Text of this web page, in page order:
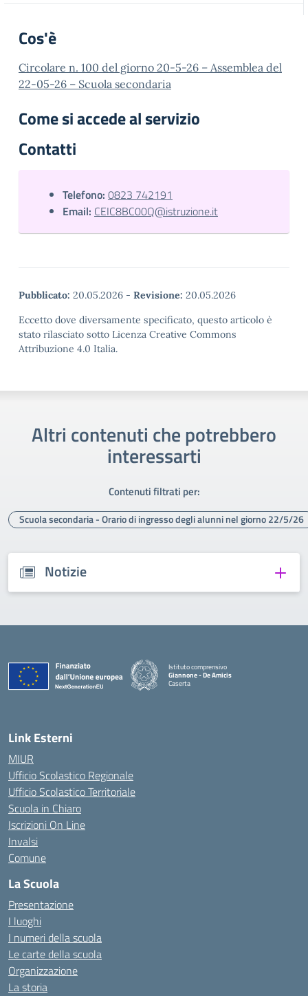
Cos'è
Circolare n. 100 del giorno 20-5-26 – Assemblea del
22-05-26 – Scuola secondaria
Come si accede al servizio
Contatti
Telefono: 0823 742191
Email: CEIC8BC00Q@istruzione.it
Pubblicato: 20.05.2026 - Revisione: 20.05.2026
Eccetto dove diversamente specificato, questo articolo è
stato rilasciato sotto Licenza Creative Commons
Attribuzione 4.0 Italia.
Altri contenuti che potrebbero
interessarti
Contenuti filtrati per:
Scuola secondaria - Orario di ingresso degli alunni nel giorno 22/5/26
Notizie
Istituto comprensivo
Giannone - De Amicis
Caserta
Link Esterni
MIUR
Ufficio Scolastico Regionale
Ufficio Scolastico Territoriale
Scuola in Chiaro
Iscrizioni On Line
Invalsi
Comune
La Scuola
Presentazione
I luoghi
I numeri della scuola
Le carte della scuola
Organizzazione
La storia